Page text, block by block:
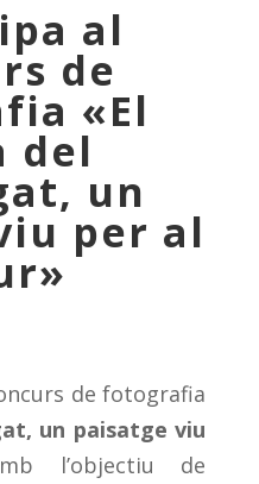
al
de
«El
del
un
per al
de fotografia
un paisatge viu
l’objectiu de